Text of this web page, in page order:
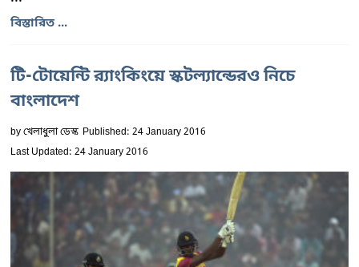
বিস্তারিত ...
টি-টোয়েন্টি র‌্যাংকিংয়ে স্কটল্যান্ডেরও নিচে
বাংলাদেশ
byখেলাধুলা ডেস্ক Published: 24 January 2016
Last Updated: 24 January 2016